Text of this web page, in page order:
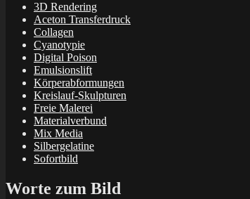
3D Rendering
Aceton Transferdruck
Collagen
Cyanotypie
Digital Poison
Emulsionslift
Körperabformungen
Kreislauf-Skulpturen
Freie Malerei
Materialverbund
Mix Media
Silbergelatine
Sofortbild
Worte zum Bild